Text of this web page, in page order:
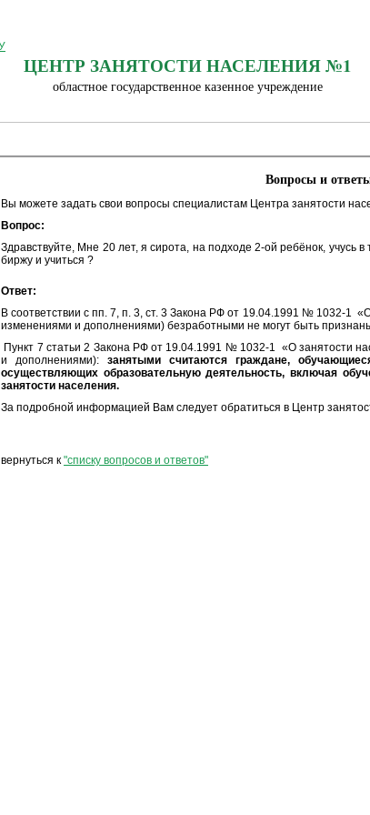
ЦЕНТР ЗАНЯТОСТИ НАСЕЛЕНИЯ №1
областное государственное казенное учреждение
Вопросы и
Вы можете задать свои вопросы специалистам Центра занятости
Вопрос:
Здравствуйте, Мне 20 лет, я сирота, на подходе 2-ой ребёнок, учусь
биржу и учиться ?
Ответ:
В соответствии с пп. 7, п. 3, ст. 3 Закона РФ от 19.04.1991 № 1032-1
изменениями и дополнениями) безработными не могут быть
Пункт 7 статьи 2 Закона РФ от 19.04.1991 № 1032-1 «О занятости
и дополнениями): занятыми считаются граждане,
осуществляющих образовательную деятельность, включая
занятости населения.
За подробной информацией Вам следует обратиться в Центр
вернуться к "списку вопросов и ответов"